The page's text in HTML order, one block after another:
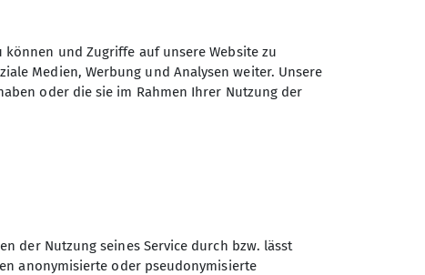
an alle, die Freude an Bewegung
in eigenem Tempo, gut
uns hinaus, entdecken die Freude
und Zugriffe auf unsere Website zu
Medien, Werbung und Analysen weiter. Unsere
oder die sie im Rahmen Ihrer Nutzung der
der Nutzung seines Service durch bzw. lässt
anonymisierte oder pseudonymisierte